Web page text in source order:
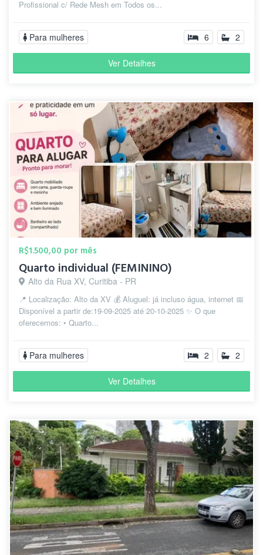
Profissional c/ Rede Mesh em Todos os...
Para mulheres 6 2
Ver Detalhes
R$1.500,00 por mês
Quarto individual (FEMININO)
Alto da Rua XV, Curitiba - PR
📍 Localização: Alto da XV 💰 Aluguel: já incluso água, internet 📅
Disponível a partir de:19-09-2025 até 20-10-2025 ✨ O que
oferecemos: • Quarto...
Para mulheres 2 2
Ver Detalhes